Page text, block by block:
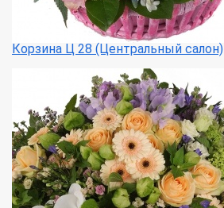
Корзина Ц 28 (Центральный салон)